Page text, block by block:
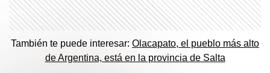
También te puede interesar: Olacapato, el pueblo más alto
de Argentina, está en la provincia de Salta